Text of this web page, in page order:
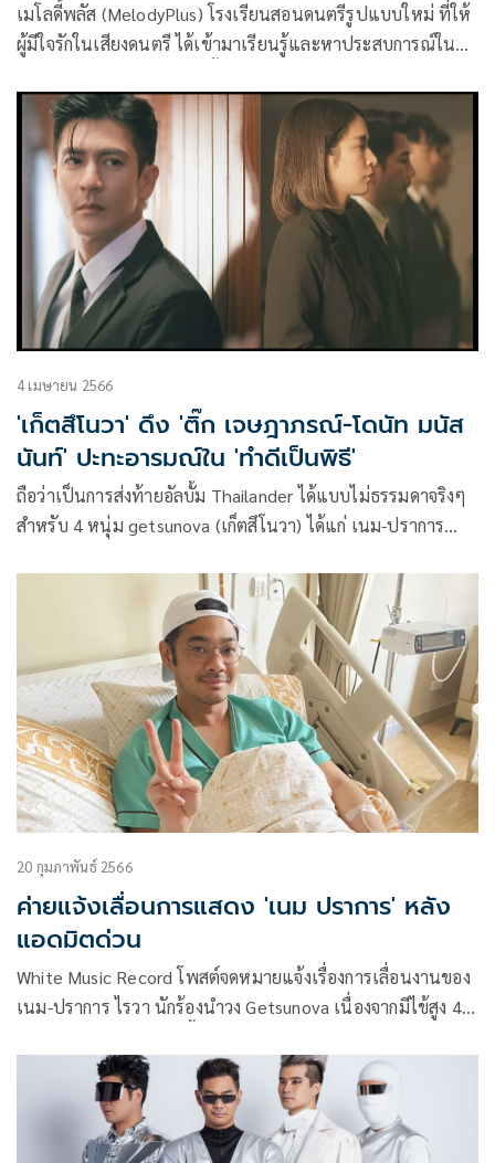
เมโลดี้พลัส (MelodyPlus) โรงเรียนสอนดนตรีรูปแบบใหม่ ที่ให้
ผู้มีใจรักในเสียงดนตรี ได้เข้ามาเรียนรู้และหาประสบการณ์ใน
จากสหรัฐอเมริกา มาใช้ในการเรียนการสอน เป็นหลักสูตรระดับ
มาตรฐานสากล โดย ผู้บริหารสาวเก่ง นันทรัตน์ โมนฤมิตร ผู้
อำนวยการและกรรมการผู้บริหาร เปิดเวทีให้นักเรียนทุกสาขาได้
แสดงความสามารถทางดนตรี ใน งาน M-Fest 3 M Fest Music
is power ดนตรีมีพลัง
4 เมษายน 2566
'เก็ตสึโนวา' ดึง 'ติ๊ก เจษฎาภรณ์-โดนัท มนัส
นันท์' ปะทะอารมณ์ใน 'ทำดีเป็นพิธี'
ถือว่าเป็นการส่งท้ายอัลบั้ม Thailander ได้แบบไม่ธรรมดาจริงๆ
สำหรับ 4 หนุ่ม getsunova (เก็ตสึโนวา) ได้แก่ เนม-ปราการ
เดช แสงวัฒนาโรจน์ สังกัด ไวท์มิวสิก ในเครือ จีเอ็มเอ็ม แกรมมี่ฯ
กับการที่ได้ ติ๊ก เจษฎาภรณ์ และ โดนัท มนัสนันท์ พระ-นางแถว
หน้าแห่งยุค Y2K มาร่วมแสดงมิวสิควิดีโอให้ด้วยในซิงเกิล “ทำดี
เป็นพิธี”
20 กุมภาพันธ์ 2566
ค่ายแจ้งเลื่อนการแสดง 'เนม ปราการ' หลัง
แอดมิตด่วน
White Music Record โพสต์จดหมายแจ้งเรื่องการเลื่อนงานของ
เนม-ปราการ ไรวา นักร้องนำวง Getsunova เนื่องจากมีไข้สูง 40